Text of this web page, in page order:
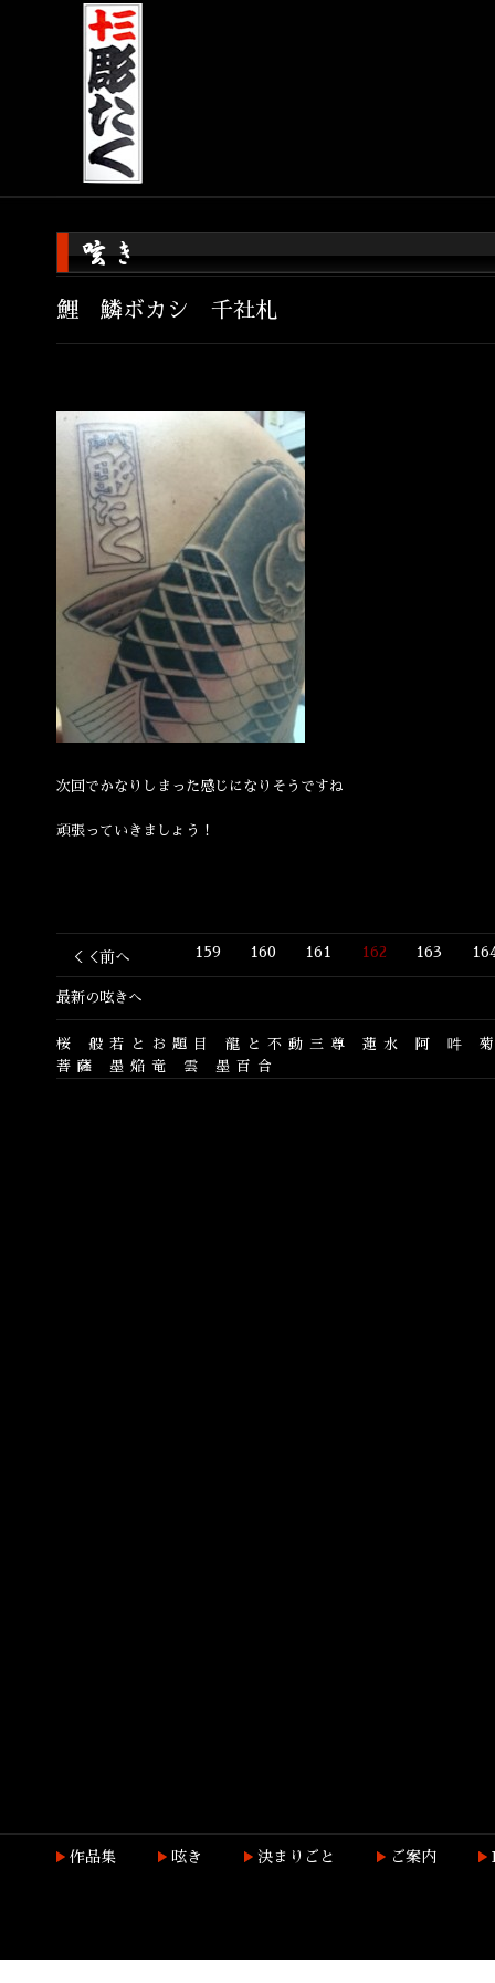
鯉 鱗ボカシ 千社札
次回でかなりしまった感じになりそうですね
頑張っていきましょう！
＜＜前へ 159 160 161 162 163
最新の呟きへ
桜 般若とお題目 龍と不動三尊 蓮水 阿 吽
菩薩
墨焔竜 雲 墨百合
作品集 呟き 決まりごと ご案内